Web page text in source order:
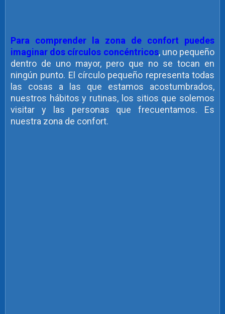
Para comprender la zona de confort puedes
imaginar dos círculos concéntricos, uno pequeño
dentro de uno mayor, pero que no se tocan en
ningún punto. El círculo pequeño representa todas
las cosas a las que estamos acostumbrados,
nuestros hábitos y rutinas, los sitios que solemos
visitar y las personas que frecuentamos. Es
nuestra zona de confort.